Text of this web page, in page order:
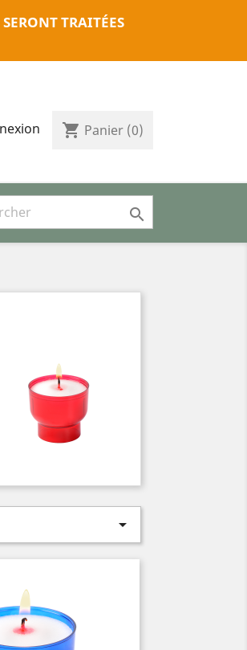
TRAITÉES
shopping_cart Panier (0)

